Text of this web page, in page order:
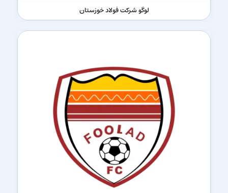
لوگو شرکت فولاد خوزستان